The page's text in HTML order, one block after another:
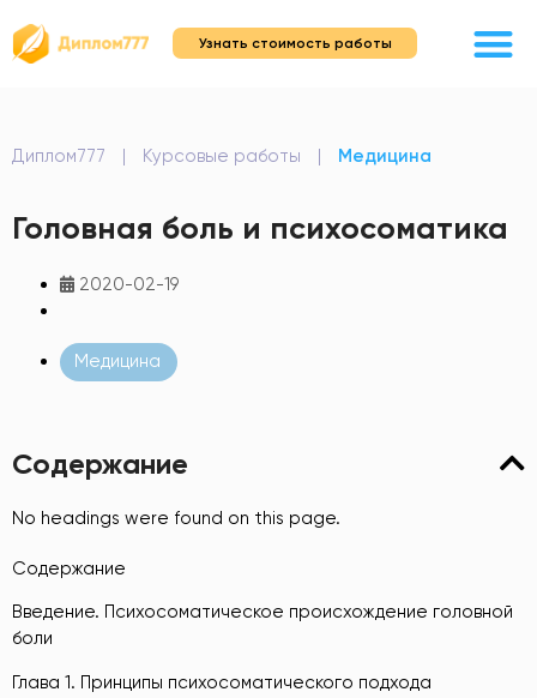
Узнать стоимость работы
Диплом777 | Курсовые работы | Медицина
Головная боль и психосоматика
2020-02-19
Медицина
Содержание
No headings were found on this page.
Содержание
Введение. Психосоматическое происхождение головной
боли
Глава 1. Принципы психосоматического подхода